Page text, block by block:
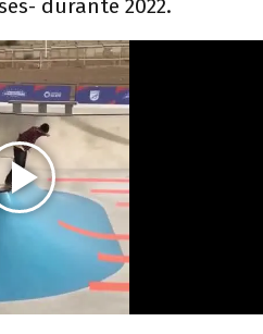
durante 2022.